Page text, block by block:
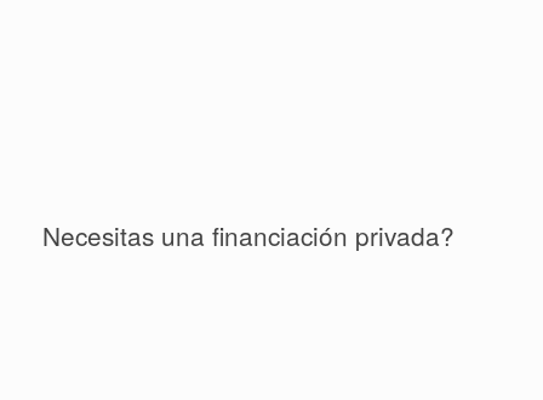
Necesitas una financiación privada?